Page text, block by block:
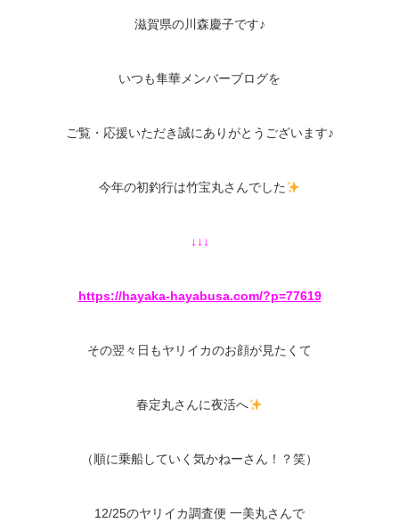
滋賀県の川森慶子です♪
いつも隼華メンバーブログを
ご覧・応援いただき誠にありがとうございます♪
今年の初釣行は竹宝丸さんでした
↓↓↓
https://hayaka-hayabusa.com/?p=77619
その翌々日もヤリイカのお顔が見たくて
春定丸さんに夜活へ
（順に乗船していく気かねーさん！？笑）
12/25のヤリイカ調査便 一美丸さんで